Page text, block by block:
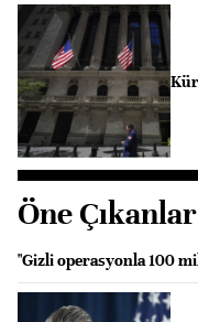
Öne Çıkanlar
"Gizli operasyonla 100